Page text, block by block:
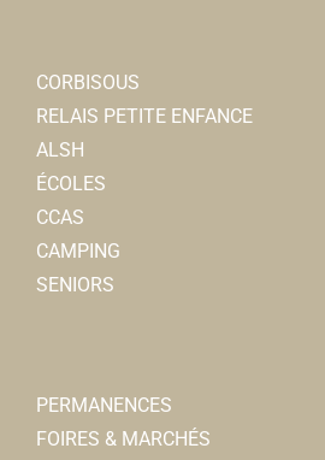
CORBISOUS
RELAIS PETITE ENFANCE
ALSH
ÉCOLES
CCAS
CAMPING
SENIORS
PERMANENCES
FOIRES & MARCHÉS